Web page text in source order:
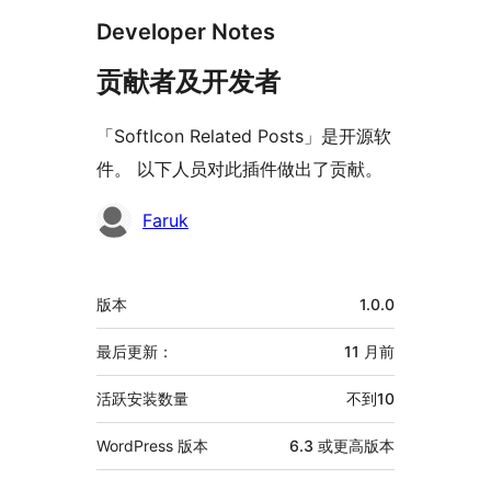
Developer Notes
贡献者及开发者
「SoftIcon Related Posts」是开源软
件。 以下人员对此插件做出了贡献。
贡
Faruk
额
外
信
息
版本 1.0.0
最后更新： 11 月前
活跃安装数量 不到10
WordPress 版本 6.3 或更高版本